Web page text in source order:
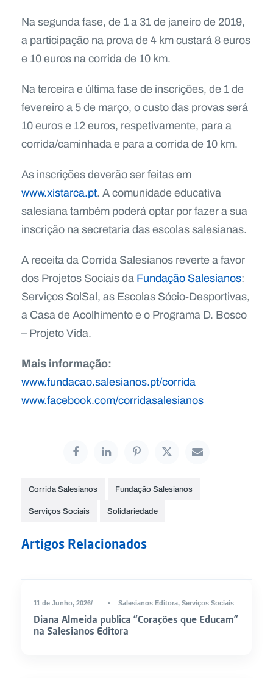
Na segunda fase, de 1 a 31 de janeiro de 2019,
a participação na prova de 4 km custará 8 euros
e 10 euros na corrida de 10 km.
Na terceira e última fase de inscrições, de 1 de
fevereiro a 5 de março, o custo das provas será
10 euros e 12 euros, respetivamente, para a
corrida/caminhada e para a corrida de 10 km.
As inscrições deverão ser feitas em
www.xistarca.pt. A comunidade educativa
salesiana também poderá optar por fazer a sua
inscrição na secretaria das escolas salesianas.
A receita da Corrida Salesianos reverte a favor
dos Projetos Sociais daFundação Salesianos:
Serviços SolSal, as Escolas Sócio-Desportivas,
a Casa de Acolhimento e o Programa D. Bosco
– Projeto Vida.
Mais informação:
www.fundacao.salesianos.pt/corrida
www.facebook.com/corridasalesianos
Corrida Salesianos
Fundação Salesianos
Serviços Sociais
Solidariedade
Artigos Relacionados
11 de Junho, 2026 • Salesianos Editora, Serviços Sociais
Diana Almeida publica “Corações que Educam”
na Salesianos Editora